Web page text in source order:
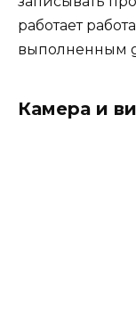
работает
выполненным
Камера и